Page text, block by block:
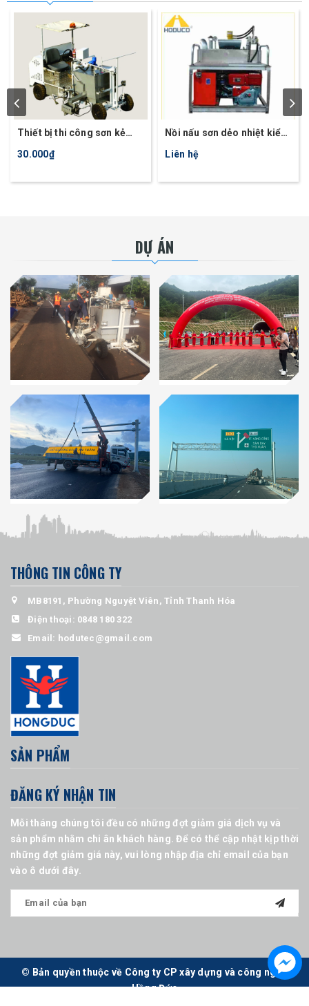
Thiết bị thi công sơn kẻ
đường tự động HDT11
30.000₫
Nồi nấu sơn dẻo nhiệt kiểu
nồi đơn ATM300
Liên hệ
DỰ ÁN
THÔNG TIN CÔNG TY
MB8191, Phường Nguyệt Viên, Tỉnh Thanh Hóa
Điện thoại: 0848 180 322
Email: hodutec@gmail.com
SẢN PHẨM
ĐĂNG KÝ NHẬN TIN
Mỗi tháng chúng tôi đều có những đợt giảm giá dịch vụ và
sản phẩm nhằm chi ân khách hàng. Để có thể cập nhật kịp thời
những đợt giảm giá này, vui lòng nhập địa chỉ email của bạn
vào ô dưới đây.
© Bản quyền thuộc về Công ty CP xây dựng và công nghệ
Hồng Đức